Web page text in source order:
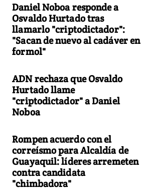
Daniel Noboa responde a
Osvaldo Hurtado tras
llamarlo "criptodictador":
"Sacan de nuevo al cadáver en
formol"
ADN rechaza que Osvaldo
Hurtado llame
"criptodictador" a Daniel
Noboa
Rompen acuerdo con el
correísmo para Alcaldía de
Guayaquil: líderes arremeten
contra candidata
"chimbadora"